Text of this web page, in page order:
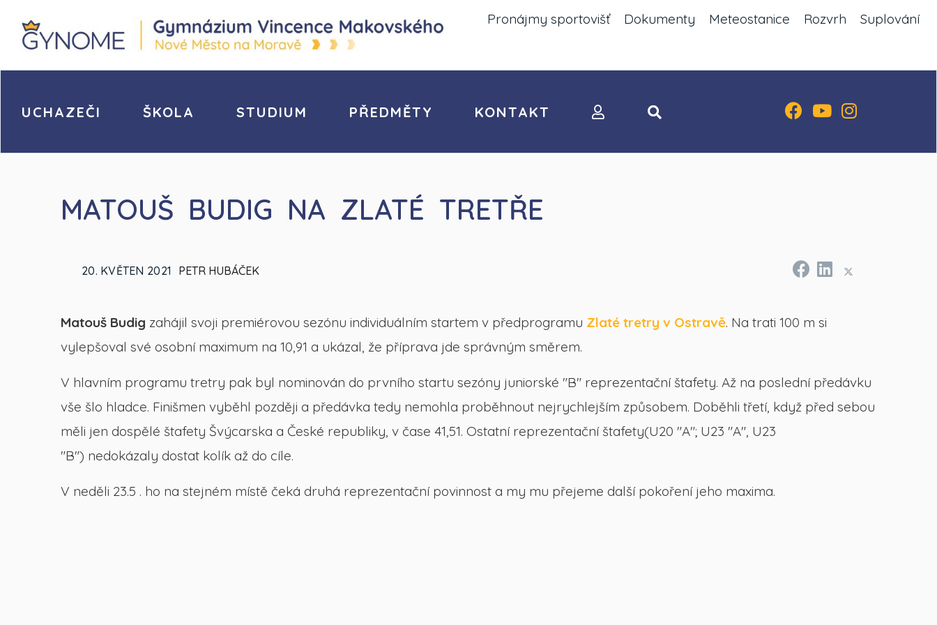
Pronájmy sportovišť Dokumenty Meteostanice Rozvrh Suplování
UCHAZEČI ŠKOLA STUDIUM PŘEDMĚTY KONTAKT
MATOUŠ BUDIG NA ZLATÉ TRETŘE
PETR HUBÁČEK
20. KVĚTEN 2021
Matouš Budig zahájil svoji premiérovou sezónu individuálním startem v předprogramu Zlaté tretry v Ostravě. Na trati 100 m si
vylepšoval své osobní maximum na 10,91 a ukázal, že příprava jde správným směrem.
V hlavním programu tretry pak byl nominován do prvního startu sezóny juniorské "B" reprezentační štafety. Až na poslední předávku
vše šlo hladce. Finišmen vyběhl později a předávka tedy nemohla proběhnout nejrychlejším způsobem. Doběhli třetí, když před sebou
měli jen dospělé štafety Švýcarska a České republiky, v čase 41,51. Ostatní reprezentační štafety(U20 "A"; U23 "A", U23
"B") nedokázaly dostat kolík až do cíle.
V neděli 23.5 . ho na stejném místě čeká druhá reprezentační povinnost a my mu přejeme další pokoření jeho maxima.